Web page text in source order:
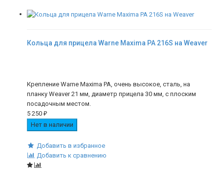
Кольца для прицела Warne Maxima PA 216S на Weaver
Крепление Warne Maxima PA, очень высокое, сталь, на
планку Weaver 21 мм, диаметр прицела 30 мм, с плоским
посадочным местом.
5 250 ₽
Нет в наличии
Добавить в избранное
Добавить к сравнению